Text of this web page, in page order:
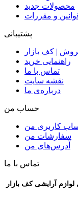
محصولات جدید
و مقررات
پشتیبانی
| کف بازار
راهنمایی خرید
تماس با ما
نقشه سایت
درباره‌ی ما
حساب من
کاربری من
سفارشات من
آدرس‌های من
تماس با ما